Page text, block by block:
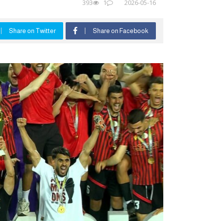
2026-05-16
1
393
Share on Facebook
Share on Twitter